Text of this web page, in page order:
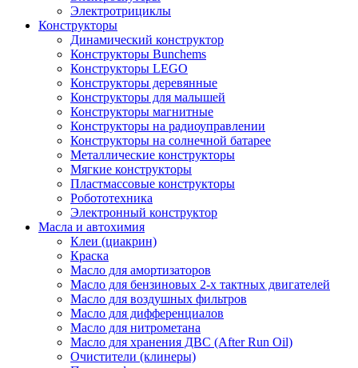
Электротрициклы
Конструкторы
Динамический конструктор
Конструкторы Bunchems
Конструкторы LEGO
Конструкторы деревянные
Конструкторы для малышей
Конструкторы магнитные
Конструкторы на радиоуправлении
Конструкторы на солнечной батарее
Металлические конструкторы
Мягкие конструкторы
Пластмассовые конструкторы
Робототехника
Электронный конструктор
Масла и автохимия
Клеи (циакрин)
Краска
Масло для амортизаторов
Масло для бензиновых 2-х тактных двигателей
Масло для воздушных фильтров
Масло для дифференциалов
Масло для нитрометана
Масло для хранения ДВС (After Run Oil)
Очистители (клинеры)